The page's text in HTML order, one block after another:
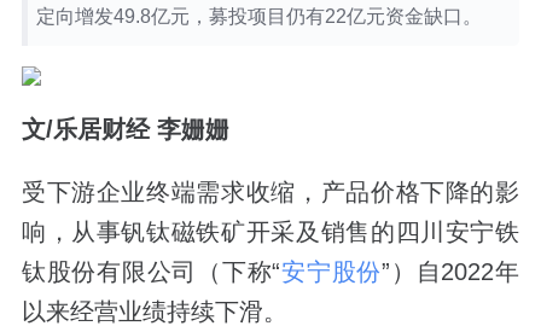
定向增发49.8亿元，募投项目仍有22亿元资金缺口。
文/乐居财经 李姗姗
受下游企业终端需求收缩，产品价格下降的影
响，从事钒钛磁铁矿开采及销售的四川安宁铁
钛股份有限公司（下称“安宁股份”）自2022年
以来经营业绩持续下滑。